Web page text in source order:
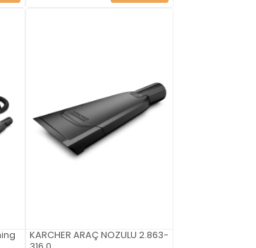
KARCHER ARAÇ NOZULU 2.863-